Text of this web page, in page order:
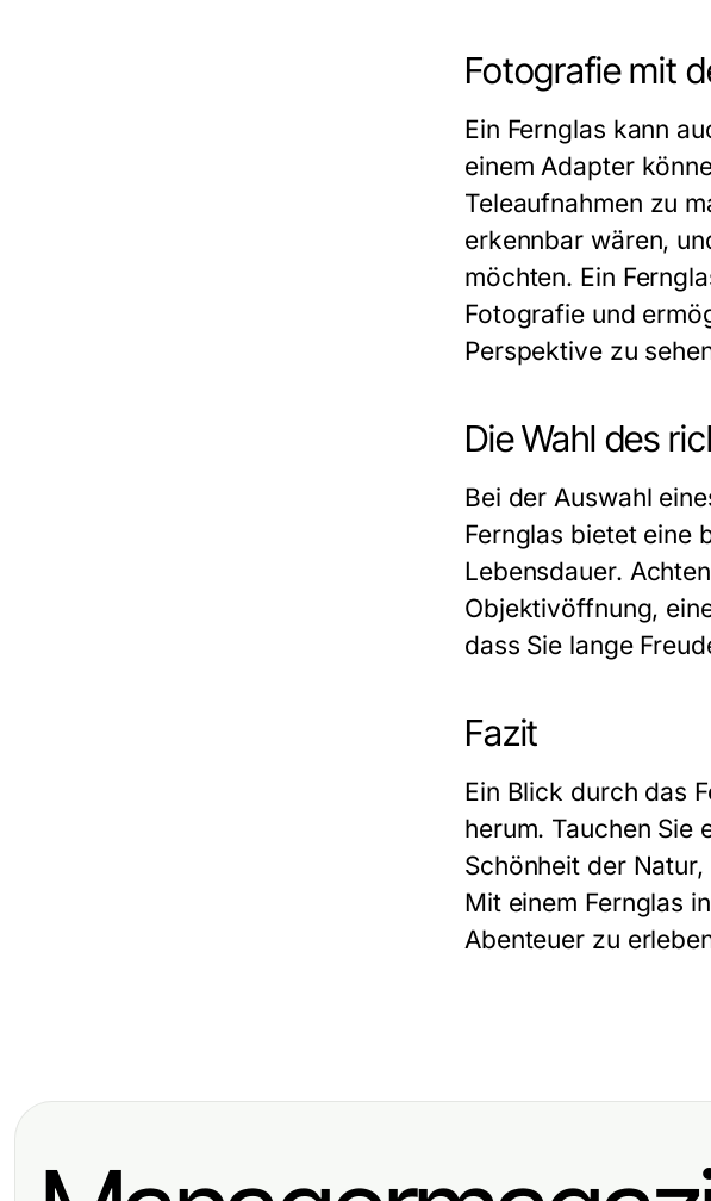
Fotografie mit
Ein Fernglas kann
einem Adapter
Teleaufnahmen zu
erkennbar wären,
möchten. Ein
Fotografie und
Perspektive zu
Die Wahl des
Bei der Auswahl
Fernglas bietet eine
Lebensdauer.
Objektivöffnung,
dass Sie lange
Fazit
Ein Blick durch das
herum. Tauchen Sie
Schönheit der
Mit einem Fernglas
Abenteuer zu